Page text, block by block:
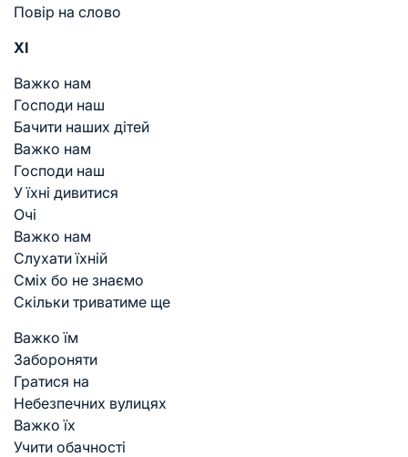
Повір на слово
XI
Важко нам
Господи наш
Бачити наших дітей
Важко нам
Господи наш
У їхні дивитися
Очі
Важко нам
Слухати їхній
Сміх бо не знаємо
Скільки триватиме ще
Важко їм
Забороняти
Гратися на
Небезпечних вулицях
Важко їх
Учити обачності